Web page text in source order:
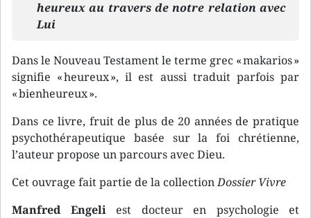
heureux au travers de notre relation avec
Lui
Dans le Nouveau Testament le terme grec « makarios »
signifie « heureux », il est aussi traduit parfois par
« bienheureux ».
Dans ce livre, fruit de plus de 20 années de pratique
psychothérapeutique basée sur la foi chrétienne,
l’auteur propose un parcours avec Dieu.
Cet ouvrage fait partie de la collectionDossier Vivre
Manfred Engeliest docteur en psychologie et